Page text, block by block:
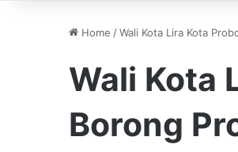
Home /Wali Kota Lira Kota
Wali Kota
Borong